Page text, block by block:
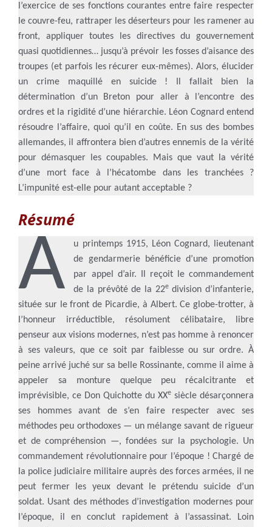
l’exercice de ses fonctions courantes entre faire respecter
le couvre-feu, rattraper les déserteurs pour les ramener au
front, appliquer toutes les directives du gouvernement
quasi quotidiennes… jusqu’à prévoir les fosses d’aisance des
troupes (et parfois les récurer eux-mêmes). Alors, élucider
un crime maquillé en suicide ! Il fallait bien la
détermination d’un Breton pour aller à l’encontre des
ordres et la rigidité d’une hiérarchie. Léon Cognard entend
résoudre l’affaire, quoi qu’il en coûte. En sus des bombes
allemandes, il affrontera bien d’autres ennemis de la vérité
pour démasquer les coupables. Mais que vaut la vérité
d’une mort face à l’hécatombe dans les tranchées ?
L’impunité est-elle pour autant acceptable ?
Résumé
A
u printemps 1915, Léon Cognard, lieutenant
de gendarmerie bénéficie d’une promotion
par appel d’air. Il reçoit le commandement
de la prévôté de la 22edivision d’infanterie,
située sur le front de Picardie, à Albert. Ce globe-trotter, à
l’honneur irréductible, résolument célibataire, libre
penseur aux visions modernes, n’est pas homme à renoncer
à ses valeurs, que ce soit par faiblesse ou sur ordre. À
peine arrivé juché sur sa belle Rossinante, comme il aime à
appeler sa monture quelque peu récalcitrante et
imprévisible, ce Don Quichotte du XXe siècle désarçonnera
ses hommes avant de s’en faire respecter avec ses
méthodes peu orthodoxes — un mélange savant de rigueur
et de compréhension —, fondées sur la psychologie. Un
commandement révolutionnaire pour l’époque ! Chargé de
la police judiciaire militaire auprès des forces armées, il ne
peut fermer les yeux devant le prétendu suicide d’un
soldat. Usant des méthodes d’investigation modernes pour
l’époque, il en conclut rapidement à l’assassinat. Loin